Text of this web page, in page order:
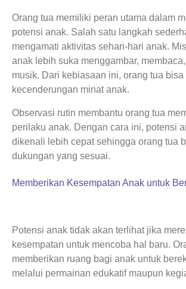
Orang tua memiliki peran utama dalam
potensi anak. Salah satu langkah
mengamati aktivitas sehari-hari anak.
anak lebih suka menggambar,
musik. Dari kebiasaan ini, orang tua
kecenderungan minat anak.
Observasi rutin membantu orang tua
perilaku anak. Dengan cara ini, potensi
dikenali lebih cepat sehingga orang tua
dukungan yang sesuai.
Memberikan Kesempatan Anak untuk
Potensi anak tidak akan terlihat jika
kesempatan untuk mencoba hal baru.
memberikan ruang bagi anak untuk
melalui permainan edukatif maupun